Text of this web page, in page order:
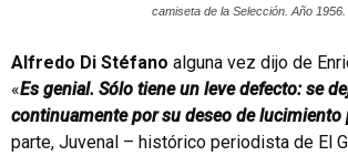
camiseta de la Selección. Año 1956.
Alfredo Di Stéfano alguna vez dijo de
«Es genial. Sólo tiene un leve defecto: se
continuamente por su deseo de lucimiento
parte, Juvenal – histórico periodista de El